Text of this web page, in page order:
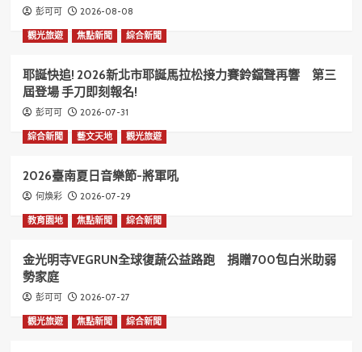
彭可可 2026-08-08
觀光旅遊 焦點新聞 綜合新聞
耶誕快追! 2026新北市耶誕馬拉松接力賽鈴鐺聲再響 第三
屆登場 手刀即刻報名!
彭可可 2026-07-31
綜合新聞 藝文天地 觀光旅遊
2026臺南夏日音樂節-將軍吼
何煥彩 2026-07-29
教育園地 焦點新聞 綜合新聞
金光明寺VEGRUN全球復蔬公益路跑 捐贈700包白米助弱
勢家庭
彭可可 2026-07-27
觀光旅遊 焦點新聞 綜合新聞